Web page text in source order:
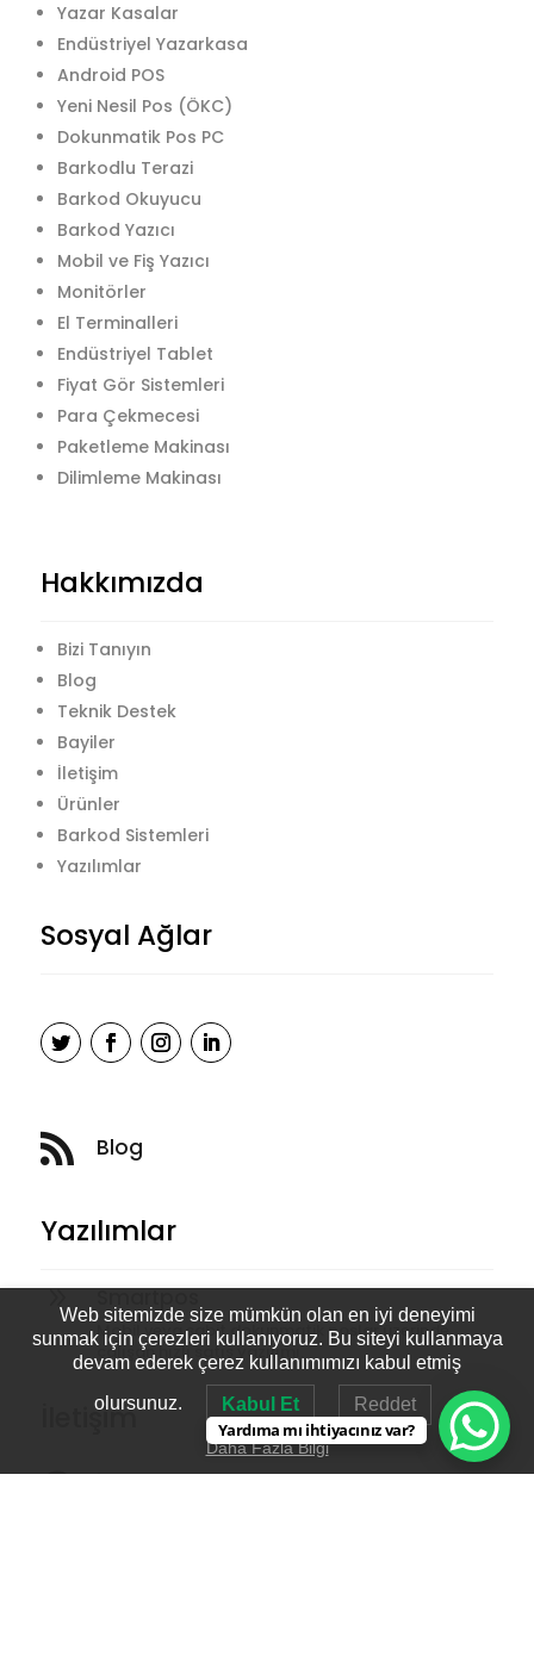
Yazar Kasalar
Endüstriyel Yazarkasa
Android POS
Yeni Nesil Pos (ÖKC)
Dokunmatik Pos PC
Barkodlu Terazi
Barkod Okuyucu
Barkod Yazıcı
Mobil ve Fiş Yazıcı
Monitörler
El Terminalleri
Endüstriyel Tablet
Fiyat Gör Sistemleri
Para Çekmecesi
Paketleme Makinası
Dilimleme Makinası
Hakkımızda
Bizi Tanıyın
Blog
Teknik Destek
Bayiler
İletişim
Ürünler
Barkod Sistemleri
Yazılımlar
Sosyal Ağlar
 Blog
Yazılımlar
9 Smartpos
Mobil veya sabit dokunmatik poslar üzerinde
çalışan hızlı satış yazılımı.
İletişim

Yardıma mı ihtiyacınız var?
Web sitemizde size mümkün olan en iyi deneyimi
sunmak için çerezleri kullanıyoruz. Bu siteyi kullanmaya
devam ederek çerez kullanımımızı kabul etmiş
olursunuz. Kabul Et Reddet
Daha Fazla Bilgi